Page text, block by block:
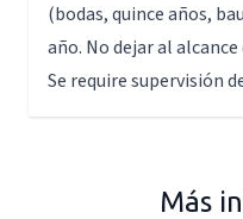
(bodas, quince años,
año. No dejar al
Se require supervisión
Más